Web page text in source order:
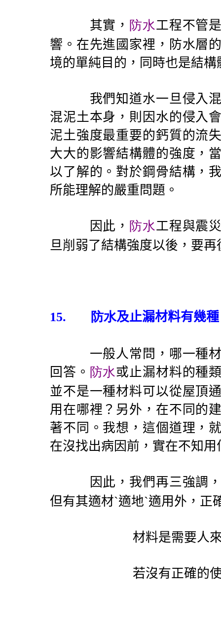
其實， 防水工程不管
響。在先進國家裡，防水層
境的單純目的，同時也是結
我們知道水一旦侵入混
混泥土本身，則因水的侵入
泥土強度最重要的鈣質的流
大大的影響結構體的強度，
以了解的。對於鋼骨結構，
所能理解的嚴重問題。
因此， 防水工程與震
旦削弱了結構強度以後，要
15. 防水及止漏材料有幾
一般人常問，哪一種材
回答。 防水或止漏材料的種
並不是一種材料可以從屋頂
用在哪裡？另外，在不同的
著不同。我想，這個道理，
在沒找出病因前，實在不知用
因此，我們再三強調
但有其適材ˋ適地ˋ適用外，
材料是需要人
若沒有正確的